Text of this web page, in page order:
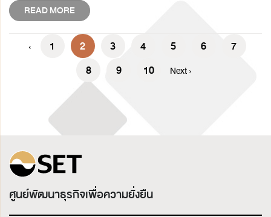
READ MORE
‹ 1 2 3 4 5 6
7
8
9 10 Next ›
ศูนย์พัฒนาธุรกิจเพื่อความยั่งยืน